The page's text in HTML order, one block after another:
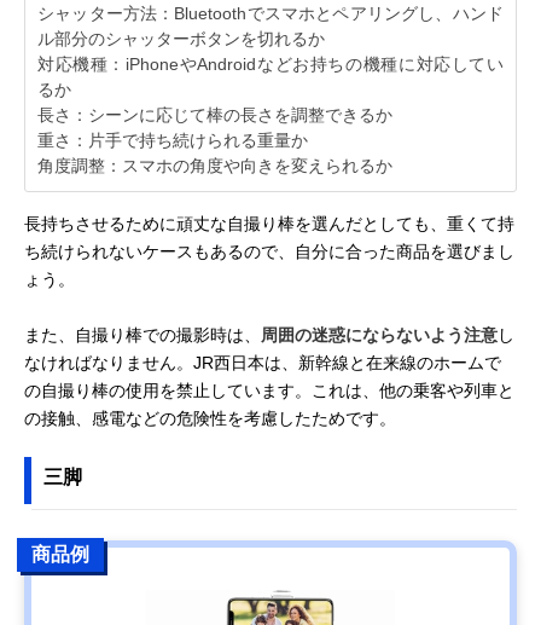
シャッター方法：Bluetoothでスマホとペアリングし、ハンド
ル部分のシャッターボタンを切れるか
対応機種：iPhoneやAndroidなどお持ちの機種に対応してい
るか
長さ：シーンに応じて棒の長さを調整できるか
重さ：片手で持ち続けられる重量か
角度調整：スマホの角度や向きを変えられるか
長持ちさせるために頑丈な自撮り棒を選んだとしても、重くて持
ち続けられないケースもあるので、自分に合った商品を選びまし
ょう。
また、自撮り棒での撮影時は、 周囲の迷惑にならないよう注意し
なければなりません。JR西日本は、新幹線と在来線のホームで
の自撮り棒の使用を禁止しています。これは、他の乗客や列車と
の接触、感電などの危険性を考慮したためです。
三脚
商品例